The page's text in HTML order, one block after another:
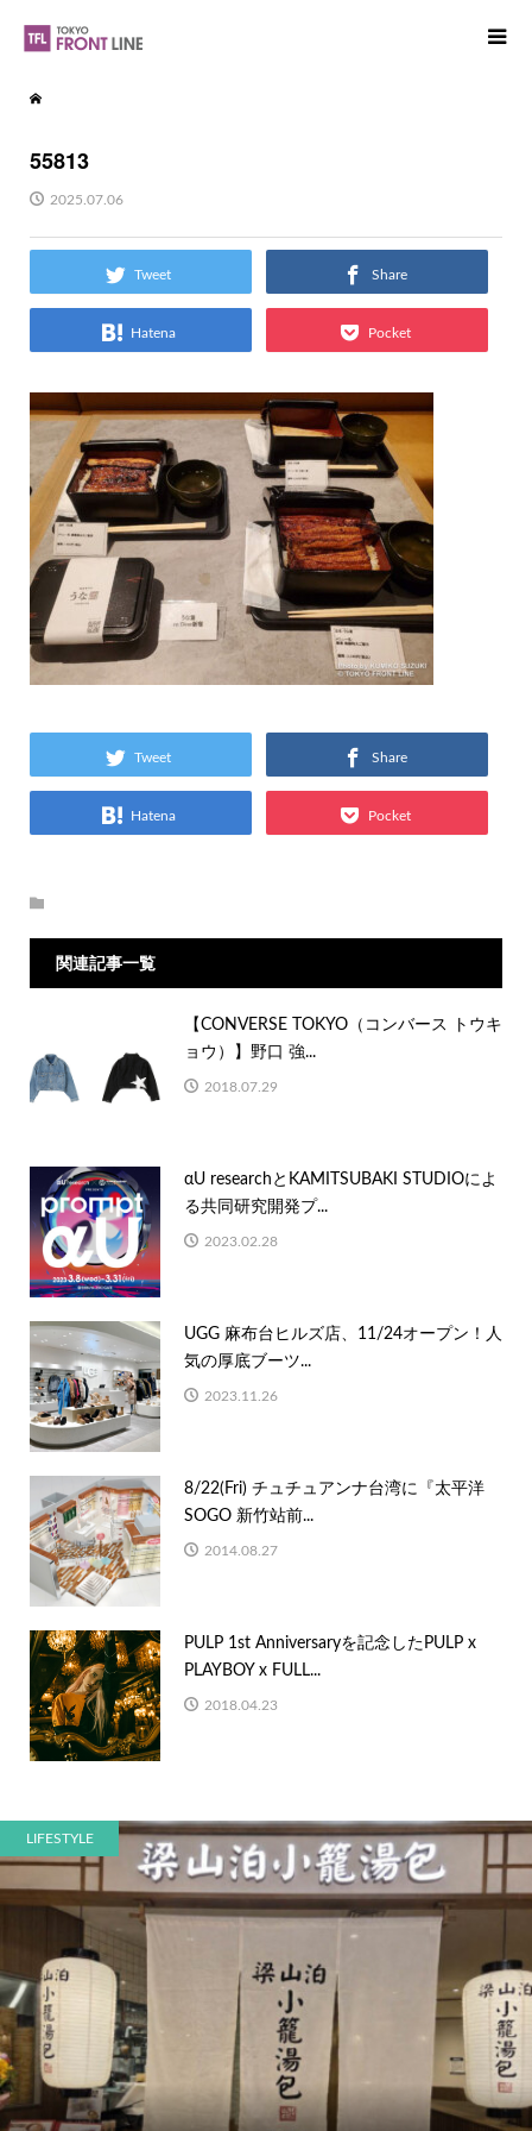
55813
2025.07.06
Tweet Share
Hatena Pocket
Tweet Share
Hatena Pocket
関連記事一覧
【CONVERSE TOKYO（コンバース トウキ
ョウ）】野口 強...
2018.07.29
αU researchとKAMITSUBAKI STUDIOによ
る共同研究開発プ...
2023.02.28
UGG 麻布台ヒルズ店、11/24オープン！人
気の厚底ブーツ...
2023.11.26
8/22(Fri) チュチュアンナ台湾に『太平洋
SOGO 新竹站前...
2014.08.27
PULP 1st Anniversaryを記念したPULP x
PLAYBOY x FULL...
2018.04.23
LIFESTYLE